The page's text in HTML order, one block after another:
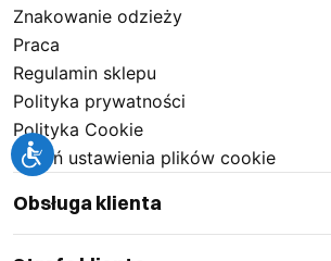
Znakowanie odzieży
Praca
Regulamin sklepu
Polityka prywatności
Polityka Cookie
Zmień ustawienia plików cookie
Obsługa klienta